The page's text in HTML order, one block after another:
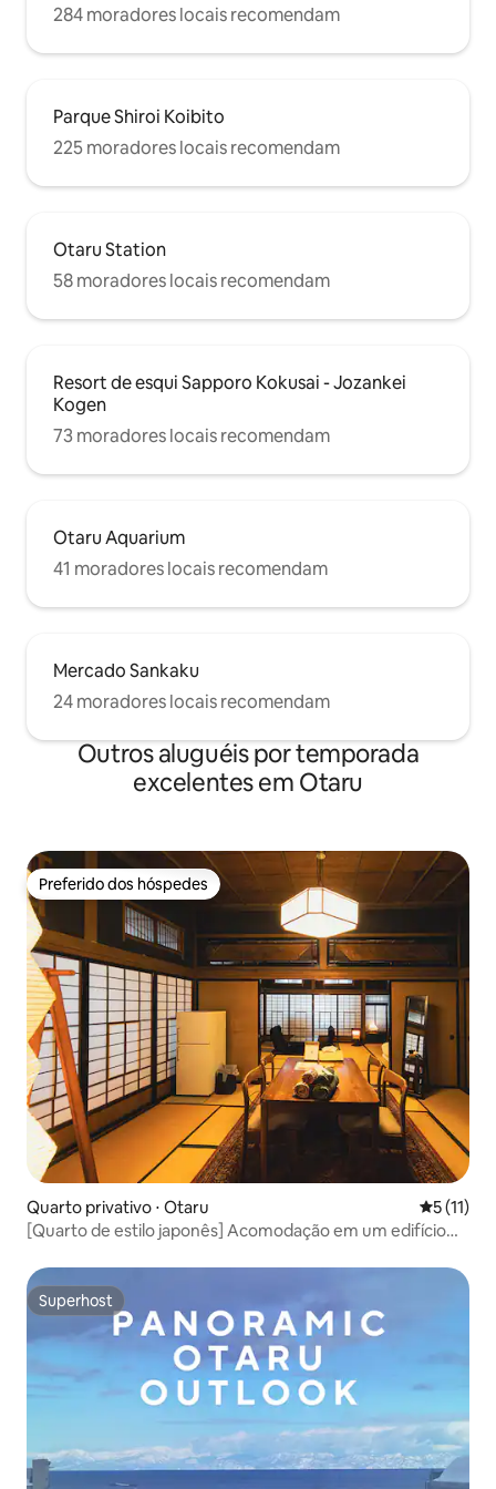
apartment, private kitchen, toilet,
bathroom. There is no cleaning or
days for supply amenity and check room
facilities.
284 moradores locais recomendam
Parque Shiroi Koibito
225 moradores locais recomendam
Otaru Station
58 moradores locais recomendam
Resort de esqui Sapporo Kokusai - Jozankei
Kogen
73 moradores locais recomendam
Otaru Aquarium
41 moradores locais recomendam
Mercado Sankaku
24 moradores locais recomendam
Outros aluguéis por temporada
excelentes em Otaru
Preferido dos hóspedes
Preferido dos hóspedes
Quarto privativo ⋅ Otaru 5 de uma
5 (11)
[Quarto de estilo japonês] Acomodação em um edifício
refeições]
Superhost
Superhost